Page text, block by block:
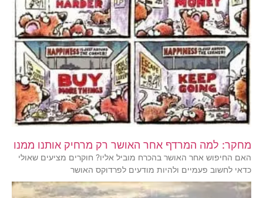
מחקר: למה המרדף אחר האושר רק מרחיק אותנו ממנו
האם החיפוש אחר האושר בהכרח מוביל אליו? חוקרים מציעים שאולי
כדאי לחשוב פעמיים ולהיות מודעים לפרדוקס האושר